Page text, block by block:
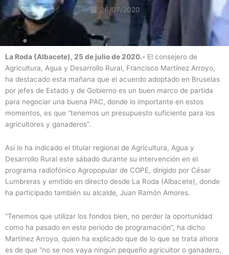
26/07/2020
La Roda (Albacete), 25 de julio de 2020.- El consejero de
Agricultura, Agua y Desarrollo Rural, Francisco Martínez Arroyo,
ha destacado esta mañana que el acuerdo adoptado en Bruselas
por jefes de Estado y de Gobierno es un buen marco de partida
para negociar una buena PAC, donde lo importante en estos
momentos, es que “tenemos un presupuesto suficiente para los
agricultores y ganaderos”.
Así lo ha indicado el titular regional de Agricultura, Agua y
Desarrollo Rural este sábado durante su intervención en el
programa radiofónico Agropopular de COPE, dirigido por César
Lumbreras y emitido en directo desde La Roda (Albacete), donde
ha participado también su alcalde, Juan Ramón Amores.
“Tenemos que utilizar los fondos bien, no perder la oportunidad
como ha pasado en este periodo de programación”, ha dicho
Martínez Arroyo, quien ha explicado que de lo que se trata ahora
es de que “no se nos vaya ningún pequeño agricultor o ganadero,